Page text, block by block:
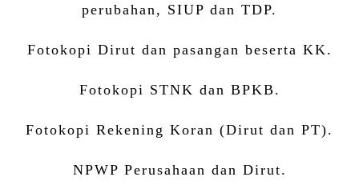
perubahan, SIUP dan TDP.
Fotokopi Dirut dan pasangan beserta KK.
Fotokopi STNK dan BPKB.
Fotokopi Rekening Koran (Dirut dan PT).
NPWP Perusahaan dan Dirut.